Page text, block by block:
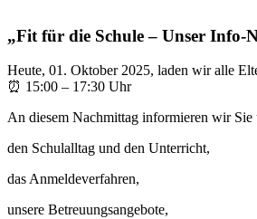
„Fit für die Schule – Unser Info-
Heute, 01. Oktober 2025, laden wir alle
⏰ 15:00 – 17:30 Uhr
An diesem Nachmittag informieren wir Sie
den Schulalltag und den Unterricht,
das Anmeldeverfahren,
unsere Betreuungsangebote,